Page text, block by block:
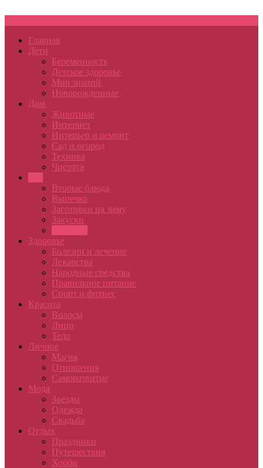
Главная
Дети
Беременность
Детское здоровье
Мир знаний
Новорожденные
Дом
Животные
Интернет
Интерьер и ремонт
Сад и огород
Техника
Чистота
Вторые блюда
Выпечка
Заготовки на зиму
Закуски
Здоровье
Болезни и лечение
Лекарства
Народные средства
Правильное питание
Спорт и фитнес
Красота
Волосы
Лицо
Тело
Личное
Магия
Отношения
Саморазвитие
Мода
Звезды
Одежда
Свадьба
Отдых
Праздники
Путешествия
Хобби